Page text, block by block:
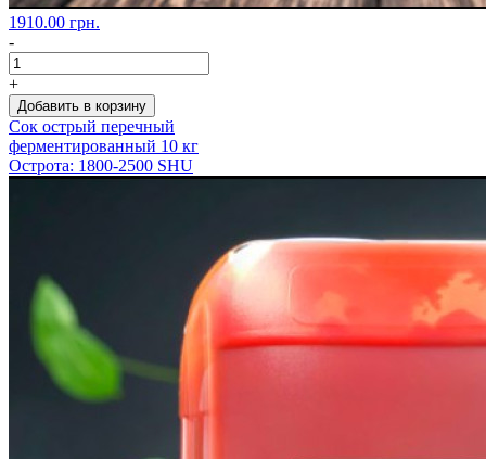
1910.00 грн.
-
+
Добавить в корзину
Сок острый перечный
ферментированный 10 кг
Острота: 1800-2500 SHU